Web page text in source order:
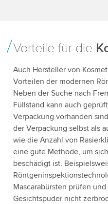
Vorteile für die
Auch Hersteller von
Vorteilen der modernen
Neben der Suche nach
Füllstand kann auch
Verpackung vorhanden
der Verpackung selbst als
wie die Anzahl von
eine gute Methode, um
beschädigt ist.
Mascarabürsten prüfen
Gesichtspuder nicht